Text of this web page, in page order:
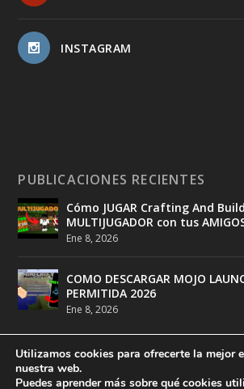
INSTAGRAM
PUBLICACIONES RECIENTES
Cómo JUGAR Crafting And
MULTIJUGADOR con tus
Ene 8, 2026
COMO DESCARGAR MOJO
PERMITIDA 2026
Ene 8, 2026
Utilizamos cookies para ofrecerte la mejor
nuestra web.
Puedes aprender más sobre qué cookies